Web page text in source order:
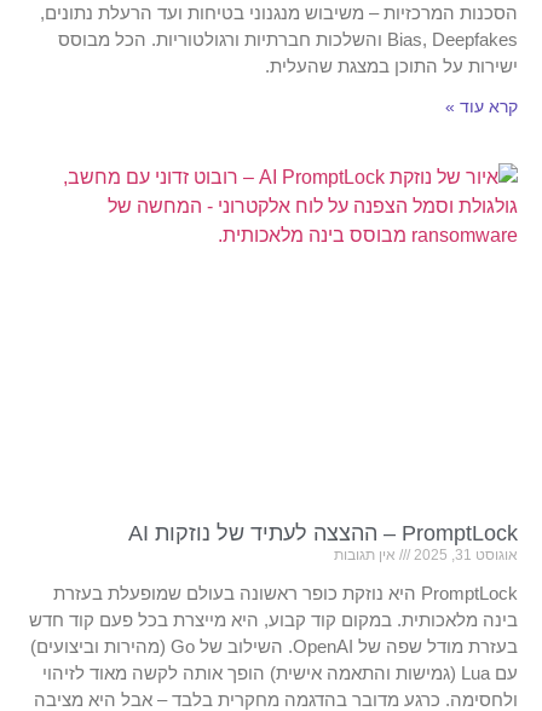
הסכנות המרכזיות – משיבוש מנגנוני בטיחות ועד הרעלת נתונים,
Bias, Deepfakes והשלכות חברתיות ורגולטוריות. הכל מבוסס
ישירות על התוכן במצגת שהעלית.
קרא עוד »
PromptLock – ההצצה לעתיד של נוזקות AI
אוגוסט 31, 2025 אין תגובות
PromptLock היא נוזקת כופר ראשונה בעולם שמופעלת בעזרת
בינה מלאכותית. במקום קוד קבוע, היא מייצרת בכל פעם קוד חדש
בעזרת מודל שפה של OpenAI. השילוב של Go (מהירות וביצועים)
עם Lua (גמישות והתאמה אישית) הופך אותה לקשה מאוד לזיהוי
ולחסימה. כרגע מדובר בהדגמה מחקרית בלבד – אבל היא מציבה